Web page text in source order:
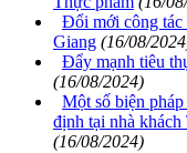
Đổi mới công tác
Giang (16/08/
Đẩy mạnh tiêu
(16/08/2024)
Một số biện
định tại nhà
(16/08/2024)